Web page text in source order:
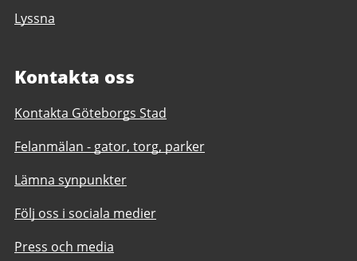
Lyssna
Kontakta oss
Kontakta Göteborgs Stad
Felanmälan - gator, torg, parker
Lämna synpunkter
Följ oss i sociala medier
Press och media